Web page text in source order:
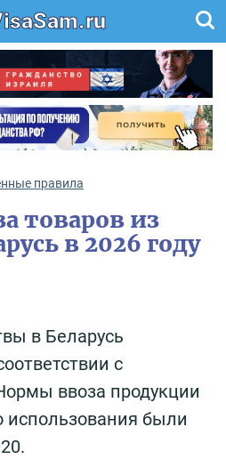
правила
товаров из
в 2026 году
в Беларусь
с
ввоза продукции
использования были